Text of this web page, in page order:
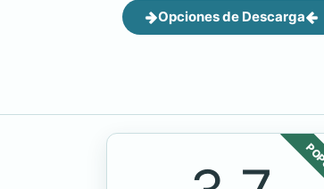
Opciones de Descarga